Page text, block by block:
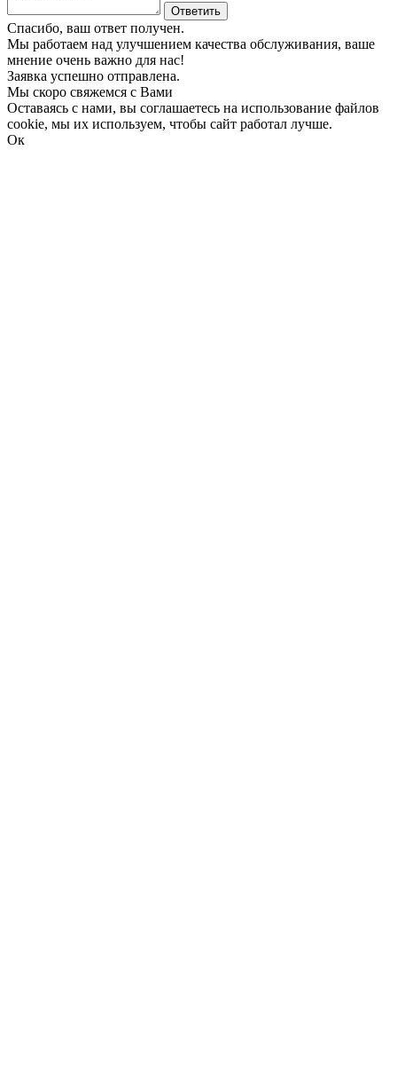
Ответить
Спасибо, ваш ответ получен.
Мы работаем над улучшением качества обслуживания, ваше
мнение очень важно для нас!
Заявка успешно отправлена.
Мы скоро свяжемся с Вами
Оставаясь с нами, вы соглашаетесь на использование файлов
cookie, мы их используем, чтобы сайт работал лучше.
Ок